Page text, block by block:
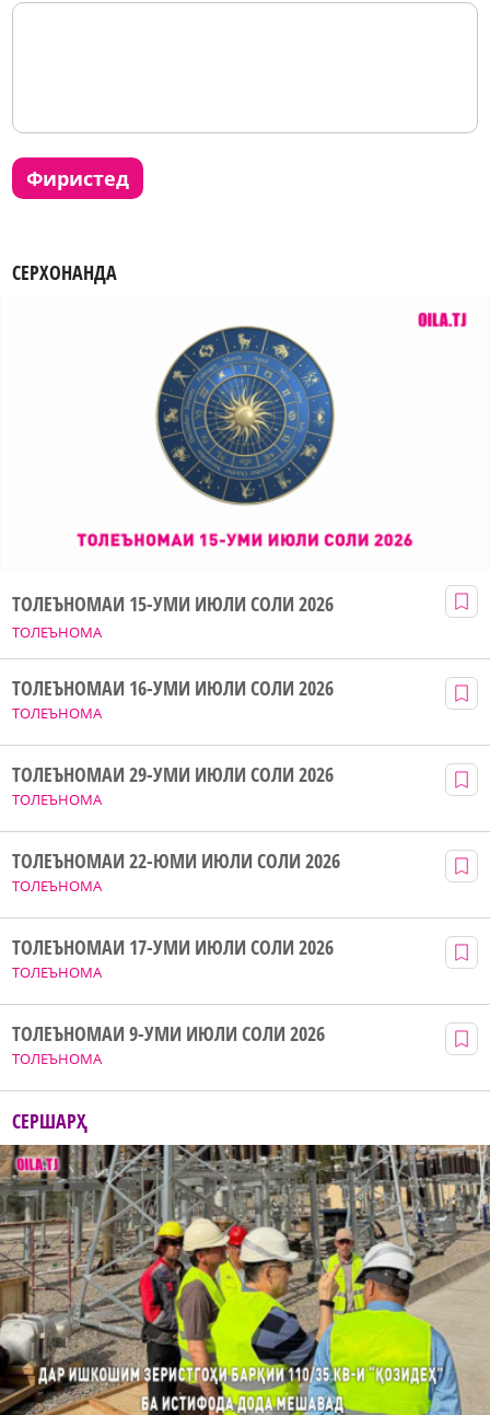
фиристед
СЕРХОНАНДА
ТОЛЕЪНОМА
ТОЛЕЪНОМАИ 15-УМИ ИЮЛИ СОЛИ 2026
ТОЛЕЪНОМА
ТОЛЕЪНОМАИ 16-УМИ ИЮЛИ СОЛИ 2026
ТОЛЕЪНОМА
ТОЛЕЪНОМАИ 29-УМИ ИЮЛИ СОЛИ 2026
ТОЛЕЪНОМА
ТОЛЕЪНОМАИ 22-ЮМИ ИЮЛИ СОЛИ 2026
ТОЛЕЪНОМА
ТОЛЕЪНОМАИ 17-УМИ ИЮЛИ СОЛИ 2026
ТОЛЕЪНОМА
ТОЛЕЪНОМАИ 9-УМИ ИЮЛИ СОЛИ 2026
СЕРШАРҲ